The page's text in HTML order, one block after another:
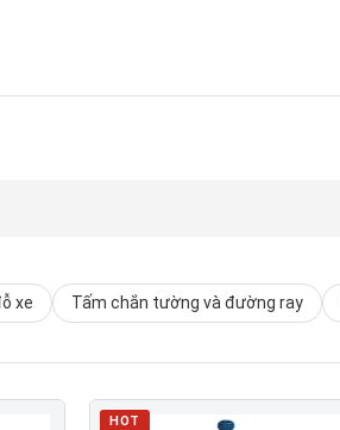
xe Tấm chắn tường và đường ray
HOT